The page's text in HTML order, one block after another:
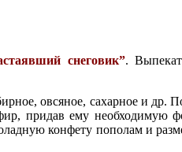
снеговик”.
овсяное, сахарное и др.
придав ему необходимую
конфету пополам и